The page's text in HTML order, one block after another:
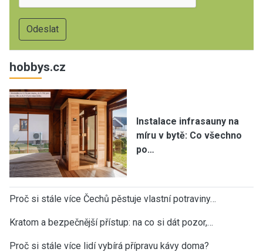
hobbys.cz
Instalace infrasauny na
míru v bytě: Co všechno
po…
Proč si stále více Čechů pěstuje vlastní potraviny…
Kratom a bezpečnější přístup: na co si dát pozor,…
Proč si stále více lidí vybírá přípravu kávy doma?